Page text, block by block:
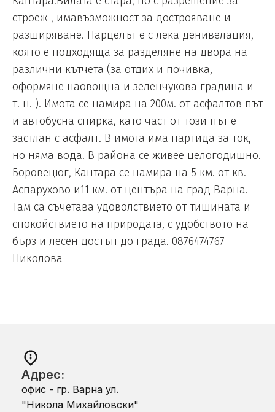
строеж , имавъзможност за дострояване и
разширяване. Парцелът е с лека денивелация,
която е подходяща за разделяне на двора на
различни кътчета (за отдих и почивка,
оформяне наовощна и зеленчукова градина и
т. н. ). Имота се намира на 200м. от асфалтов път
и автобусна спирка, като част от този път е
застлан с асфалт. В имота има партида за ток,
но няма вода. В района се живее целогодишно.
Боровецюг, Кантара се намира на 5 км. от кв.
Аспарухово и11 км. от центъра на град Варна.
Там са съчетава удоволствието от тишината и
спокойствието на природата, с удобството на
бърз и лесен достъп до града. 0876474767
Николовa
Адрес:
офис - гр. Варна ул.
"Никола Михайловски"